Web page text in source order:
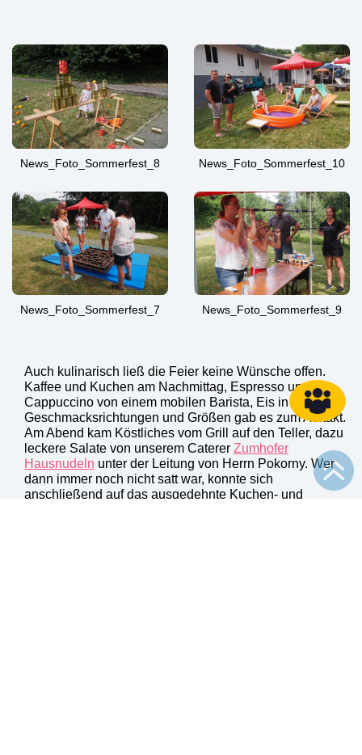
News_Foto_Sommerfest_8
News_Foto_Sommerfest_7
News_Foto_Sommerfest_10
News_Foto_Sommerfest_9
Auch kulinarisch ließ die Feier keine Wünsche offen.
Kaffee und Kuchen am Nachmittag, Espresso und
Cappuccino von einem mobilen Barista, Eis in allen
Geschmacksrichtungen und Größen gab es zum Auftakt.
Am Abend kam Köstliches vom Grill auf den Teller, dazu
leckere Salate von unserem Caterer Zumhofer
Hausnudeln unter der Leitung von Herrn Pokorny. Wer
dann immer noch nicht satt war, konnte sich
anschließend auf das ausgedehnte Kuchen- und